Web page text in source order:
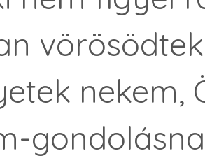
nekem,